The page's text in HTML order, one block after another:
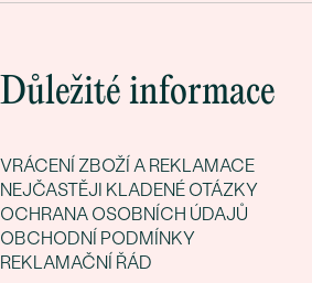
Důležité informace
VRÁCENÍ ZBOŽÍ A REKLAMACE
NEJČASTĚJI KLADENÉ OTÁZKY
OCHRANA OSOBNÍCH ÚDAJŮ
OBCHODNÍ PODMÍNKY
REKLAMAČNÍ ŘÁD